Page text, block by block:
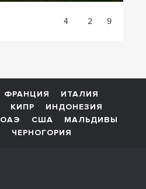
4 2 9
ФРАНЦИЯ
ИТАЛИЯ
КИПР
ИНДОНЕЗИЯ
ОАЭ США
МАЛЬДИВЫ
ЧЕРНОГОРИЯ